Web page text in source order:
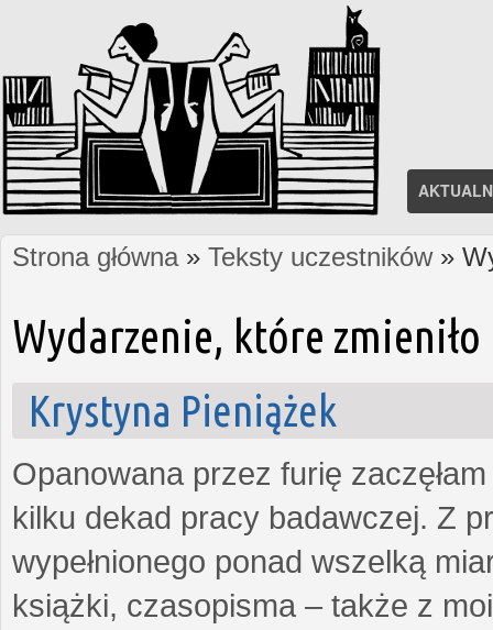
Jesteś tutaj
Strona główna» Teksty uczestników»
Wydarzenie, które
Krystyna Pieniążek
Opanowana przez furię
kilku dekad pracy badawczej. Z
wypełnionego ponad wszelką
książki, czasopisma – także z